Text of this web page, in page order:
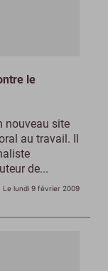
le
nouveau site
au travail. Il
de...
Le lundi 9 février 2009